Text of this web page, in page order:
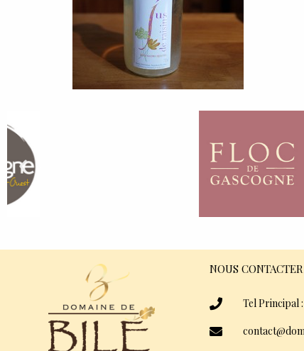
NOUS CONTACTER
Tel Principal :